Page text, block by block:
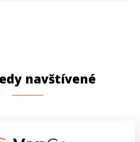
navštívené